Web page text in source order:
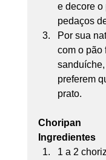
e decore o
pedaços
Por sua
com o pão
preferem
prato.
Choripan
Ingredientes
1 a 2